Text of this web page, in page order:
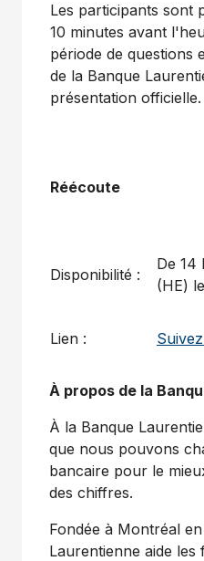
Les participants sont
10 minutes avant
période de questions
de la Banque
présentation officielle.
Réécoute
Disponibilité :
De 14
(HE)
Lien :
À propos de la
À la Banque
que nous pouvons
bancaire pour le
des chiffres.
Fondée à Montréal
Laurentienne aide les